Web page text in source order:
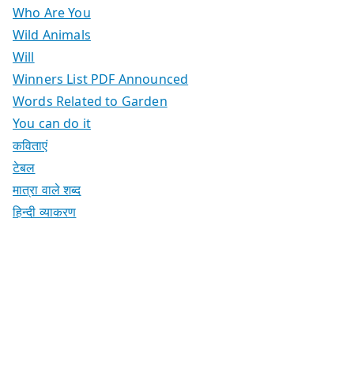
Who Are You
Wild Animals
Will
Winners List PDF Announced
Words Related to Garden
You can do it
कविताएं
टेबल
मात्रा वाले शब्द
हिन्दी व्याकरण